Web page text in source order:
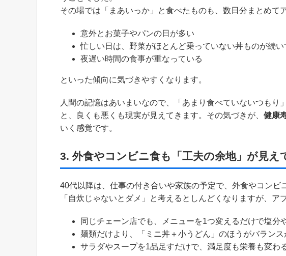
その場では「まあいっか」と食べたものも、数日分まとめて
意外とお菓子やパンの日が多い
忙しい日は、野菜がほとんど乗っていない丼ものが続い
夜遅い時間の食事が重なっている
といった傾向に気づきやすくなります。
人間の記憶はあいまいなので、「あまり食べていないつもり
と、良くも悪くも現実が見えてきます。その気づきが、 健康
いく感覚です。
3. 外食やコンビニ食も「工夫の余地」が見え
40代以降は、仕事の付き合いや家族の予定で、外食やコンビ
「自炊じゃないとダメ」と考えるとしんどくなりますが、ア
同じチェーン店でも、メニューを1つ変えるだけで塩分
麺類だけより、「ミニ丼＋小うどん」のほうがバラン
サラダやスープを1品足すだけで、満足度も栄養も変わ